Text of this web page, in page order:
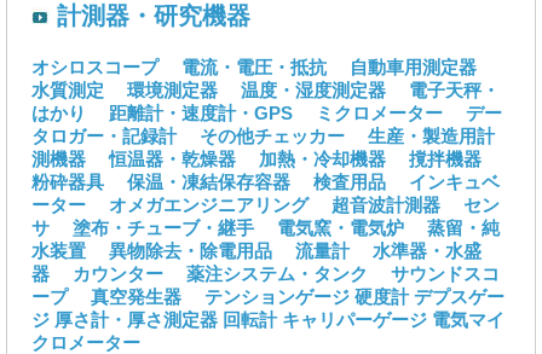
計測器・研究機器
オシロスコープ 電流・電圧・抵抗
自動車用測定器
水質測定
環境測定器 温度・湿度測定器
電子天秤・
はかり
距離計・速度計・GPS ミクロメーター
デー
タロガー・記録計
その他チェッカー
生産・製造用計
測機器
恒温器・乾燥器 加熱・冷却機器
撹拌機器
粉砕器具
保温・凍結保存容器 検査用品
インキュベ
ーター
オメガエンジニアリング 超音波計測器
セン
サ
塗布・チューブ・継手 電気窯・電気炉
蒸留・純
水装置
異物除去・除電用品 流量計
水準器・水盛
器
カウンター 薬注システム・タンク
サウンドスコ
ープ
真空発生器 テンションゲージ 硬度計 デプスゲー
ジ 厚さ計・厚さ測定器 回転計 キャリパーゲージ 電気マイ
クロメーター